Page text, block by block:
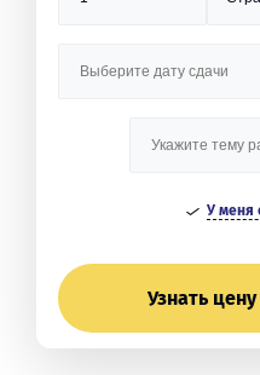
У меня
Узнать